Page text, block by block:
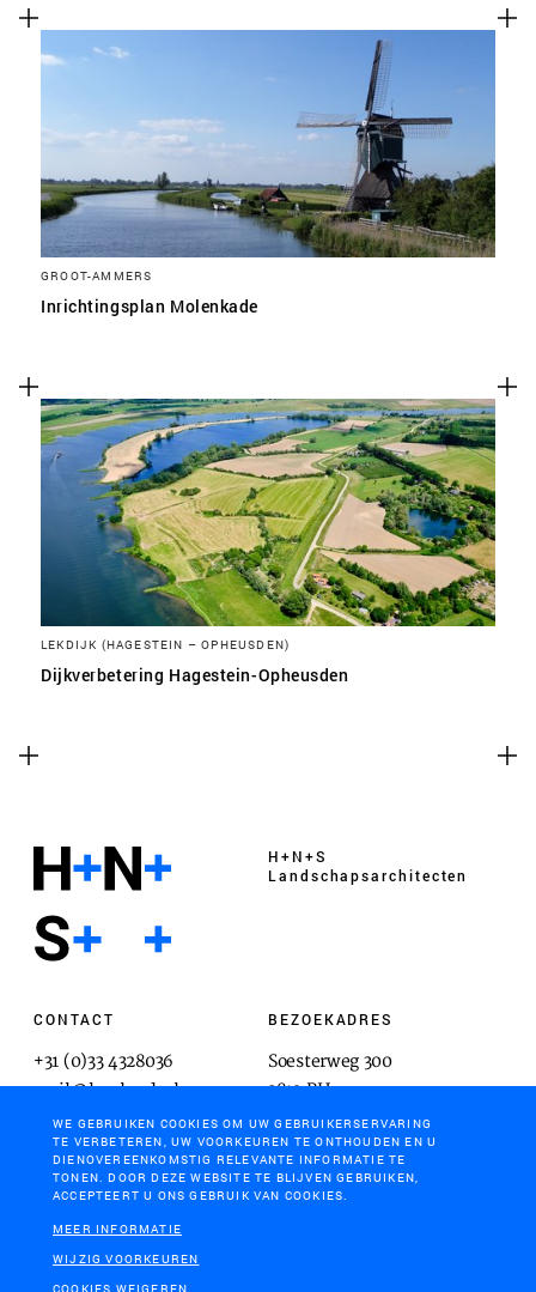
GROOT-AMMERS
Inrichtingsplan Molenkade
LEKDIJK (HAGESTEIN – OPHEUSDEN)
Dijkverbetering Hagestein-Opheusden
H+N+S
Landschaps­architecten
CONTACT
+31 (0)33 4328036
mail@hnsland.nl
BEZOEKADRES
Soesterweg 300
3812 BH
Amersfoort
POSTADRES
Postbus 1603
3800 BP
WE GEBRUIKEN COOKIES OM UW GEBRUIKERSERVARING
TE VERBETEREN, UW VOORKEUREN TE ONTHOUDEN EN U
DIENOVEREENKOMSTIG RELEVANTE INFORMATIE TE
TONEN. DOOR DEZE WEBSITE TE BLIJVEN GEBRUIKEN,
ACCEPTEERT U ONS GEBRUIK VAN COOKIES.
MEER INFORMATIE
WIJZIG VOORKEUREN
COOKIES WEIGEREN